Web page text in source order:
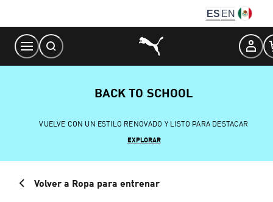
Content
ES EN
BACK TO SCHOOL
VUELVE CON UN ESTILO RENOVADO Y LISTO PARA DESTACAR
EXPLORAR
Volver a Ropa para entrenar